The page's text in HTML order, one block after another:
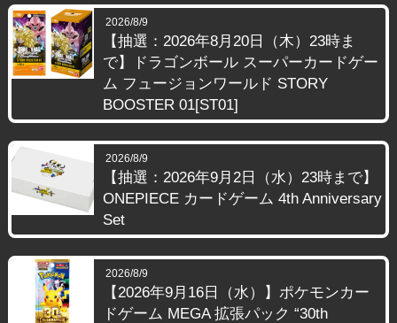
2026/8/9
【抽選：2026年8月20日（木）23時ま
で】ドラゴンボール スーパーカードゲー
ム フュージョンワールド STORY
BOOSTER 01[ST01]
2026/8/9
【抽選：2026年9月2日（水）23時まで】
ONEPIECE カードゲーム 4th Anniversary
Set
2026/8/9
【2026年9月16日（水）】ポケモンカー
ドゲーム MEGA 拡張パック “30th